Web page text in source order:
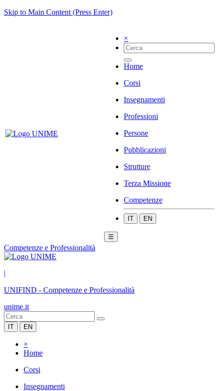
Skip to Main Content (Press Enter)
×
Home
Corsi
Insegnamenti
Professioni
Persone
Pubblicazioni
Strutture
Terza Missione
Competenze
IT EN
☰
Competenze e Professionalità
|
UNIFIND - Competenze e Professionalità
unime.it
IT EN
×
Home
Corsi
Insegnamenti